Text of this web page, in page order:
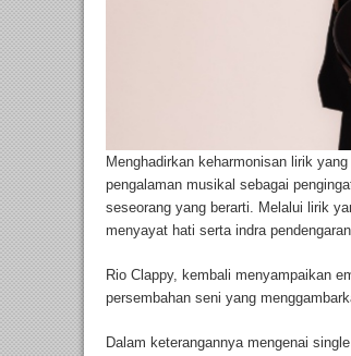
Menghadirkan keharmonisan lirik
pengalaman musikal sebagai
seseorang yang berarti. Melalui lirik
menyayat hati serta indra
Rio Clappy, kembali menyampaikan
persembahan seni yang
Dalam keterangannya mengenai